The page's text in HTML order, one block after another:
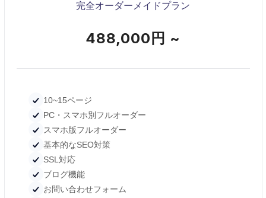
完全オーダーメイドプラン
488,000円 ~
10~15ページ
PC・スマホ別フルオーダー
スマホ版フルオーダー
基本的なSEO対策
SSL対応
ブログ機能
お問い合わせフォーム